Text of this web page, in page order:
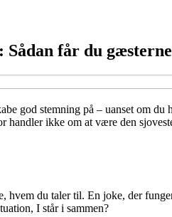
får du
god stemning på – uanset om
handler ikke om at være den
hvem du taler til. En joke, der
I står i sammen?